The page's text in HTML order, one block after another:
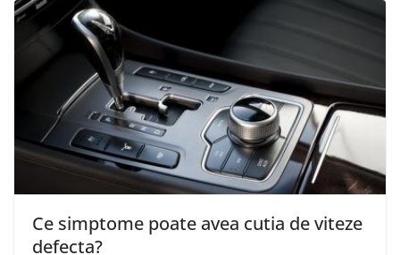
Ce simptome poate avea cutia de viteze
defecta?